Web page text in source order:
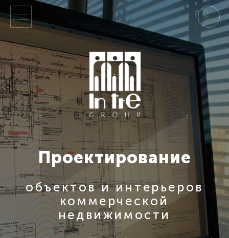
Проектирование
объектов и интерьеров
коммерческой
недвижимости